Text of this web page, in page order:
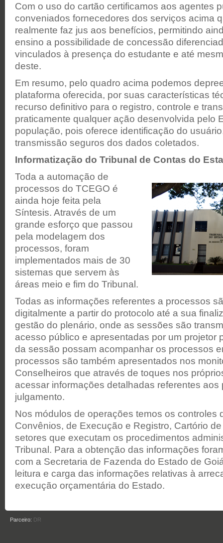
Com o uso do cartão certificamos aos agentes
conveniados fornecedores dos serviços acima
realmente faz jus aos benefícios, permitindo
ensino a possibilidade de concessão
vinculados à presença do estudante e até
deste.
Em resumo, pelo quadro acima podemos
plataforma oferecida, por suas características
recurso definitivo para o registro, controle e
praticamente qualquer ação desenvolvida pelo
população, pois oferece identificação do
transmissão seguros dos dados coletados.
Informatização do Tribunal de Contas do
Toda a automação de
processos do TCEGO é
ainda hoje feita pela
Síntesis. Através de um
grande esforço que passou
pela modelagem dos
processos, foram
implementados mais de 30
sistemas que servem às
áreas meio e fim do Tribunal.
Todas as informações referentes a processos
digitalmente a partir do protocolo até a sua
gestão do plenário, onde as sessões são
acesso público e apresentadas por um projetor
da sessão possam acompanhar os processos
processos são também apresentados nos
Conselheiros que através de toques nos
acessar informações detalhadas referentes aos
julgamento.
Nos módulos de operações temos os controles
Convênios, de Execução e Registro, Cartório
setores que executam os procedimentos
Tribunal. Para a obtenção das informações
com a Secretaria de Fazenda do Estado de
leitura e carga das informações relativas à
execução orçamentária do Estado.
Parceiro: DR